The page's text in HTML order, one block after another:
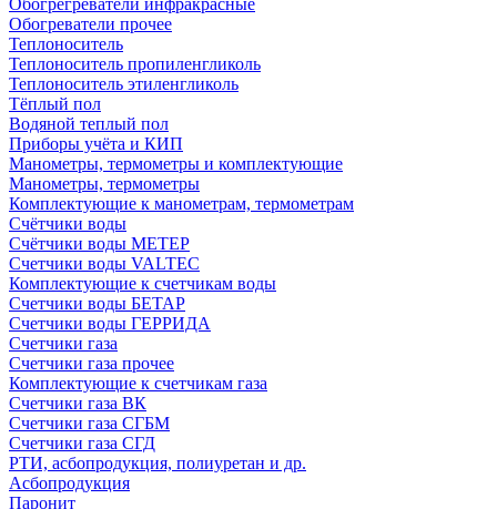
Обогрегреватели инфракрасные
Обогреватели прочее
Теплоноситель
Теплоноситель пропиленгликоль
Теплоноситель этиленгликоль
Тёплый пол
Водяной теплый пол
Приборы учёта и КИП
Манометры, термометры и комплектующие
Манометры, термометры
Комплектующие к манометрам, термометрам
Счётчики воды
Счётчики воды МЕТЕР
Счетчики воды VALTEC
Комплектующие к счетчикам воды
Счетчики воды БЕТАР
Счетчики воды ГЕРРИДА
Счетчики газа
Счетчики газа прочее
Комплектующие к счетчикам газа
Счетчики газа ВК
Счетчики газа СГБМ
Счетчики газа СГД
РТИ, асбопродукция, полиуретан и др.
Асбопродукция
Паронит